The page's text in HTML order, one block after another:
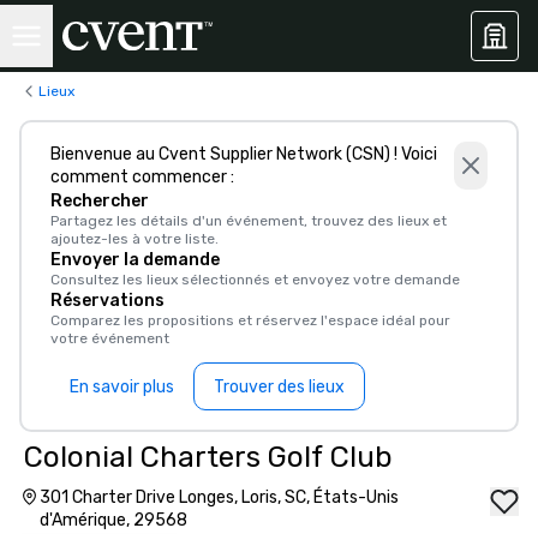
Lieux
Bienvenue au Cvent Supplier Network (CSN) ! Voici
comment commencer :
Rechercher
Partagez les détails d'un événement, trouvez des lieux et
ajoutez-les à votre liste.
Envoyer la demande
Consultez les lieux sélectionnés et envoyez votre demande
Réservations
Comparez les propositions et réservez l'espace idéal pour
votre événement
En savoir plus Trouver des lieux
Colonial Charters Golf Club
301 Charter Drive Longes, Loris, SC, États-Unis
d'Amérique, 29568